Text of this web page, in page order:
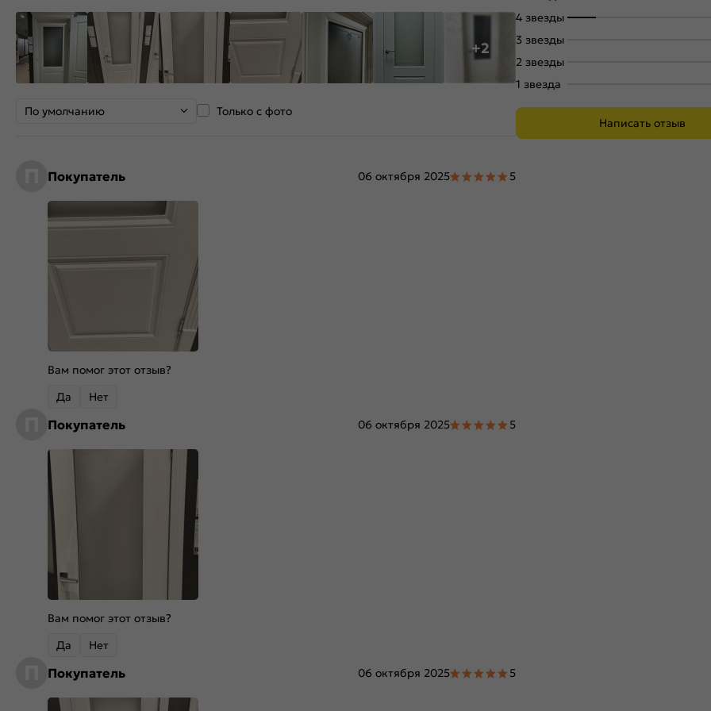
+2
По умолчанию Только с фото
Покупатель 06 октября 2025 5
Вам помог этот отзыв?
Да
Нет
Покупатель 06 октября 2025 5
Вам помог этот отзыв?
Да
Нет
Покупатель 06 октября 2025 5
4 звезды
3 звезды
2 звезды
1 звезда
Написать отзыв